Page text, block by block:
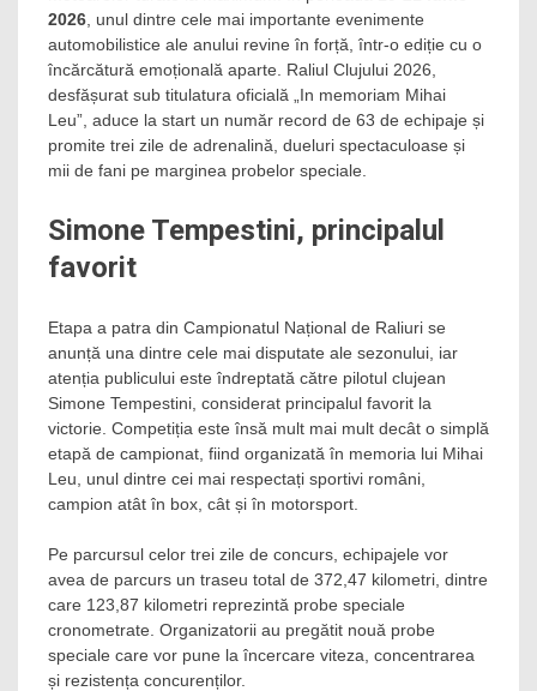
2026 , unul dintre cele mai importante evenimente
automobilistice ale anului revine în forță, într-o ediție cu o
încărcătură emoțională aparte. Raliul Clujului 2026,
desfășurat sub titulatura oficială „In memoriam Mihai
Leu”, aduce la start un număr record de 63 de echipaje și
promite trei zile de adrenalină, dueluri spectaculoase și
mii de fani pe marginea probelor speciale.
Simone Tempestini, principalul
favorit
Etapa a patra din Campionatul Național de Raliuri se
anunță una dintre cele mai disputate ale sezonului, iar
atenția publicului este îndreptată către pilotul clujean
Simone Tempestini, considerat principalul favorit la
victorie. Competiția este însă mult mai mult decât o simplă
etapă de campionat, fiind organizată în memoria lui Mihai
Leu, unul dintre cei mai respectați sportivi români,
campion atât în box, cât și în motorsport.
Pe parcursul celor trei zile de concurs, echipajele vor
avea de parcurs un traseu total de 372,47 kilometri, dintre
care 123,87 kilometri reprezintă probe speciale
cronometrate. Organizatorii au pregătit nouă probe
speciale care vor pune la încercare viteza, concentrarea
și rezistența concurenților.